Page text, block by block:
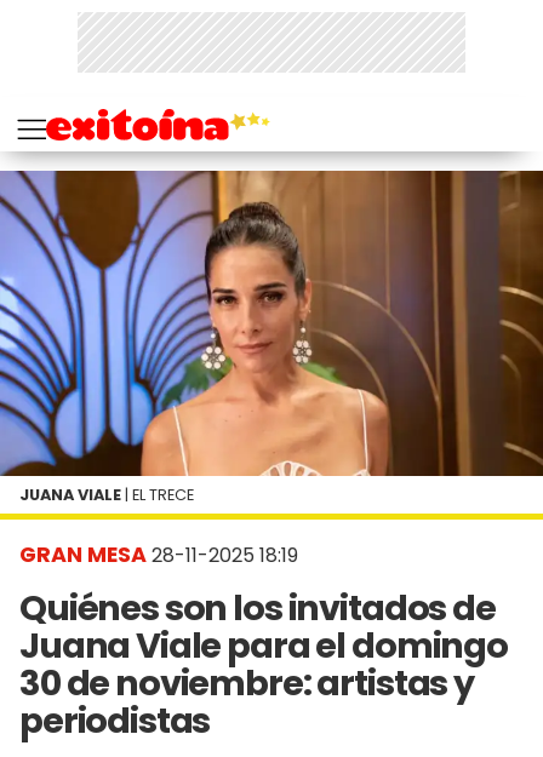
GRAN MESA28-11-2025 18:19
Quiénes son los invitados de
Juana Viale para el domingo
30 de noviembre: artistas y
periodistas
JUANA VIALE | EL TRECE